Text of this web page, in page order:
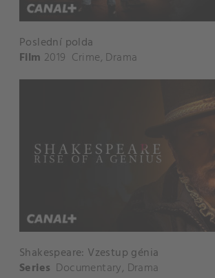
Poslední polda
Film 2019 Crime, Drama
Shakespeare: Vzestup génia
Series Documentary, Drama